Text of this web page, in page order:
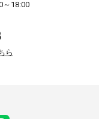
～18:00
ら